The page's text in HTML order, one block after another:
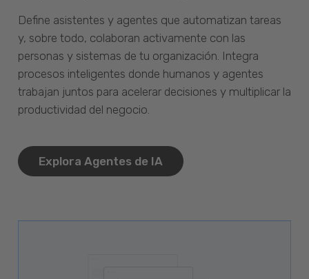
Define asistentes y agentes que automatizan tareas
y, sobre todo, colaboran activamente con las
personas y sistemas de tu organización. Integra
procesos inteligentes donde humanos y agentes
trabajan juntos para acelerar decisiones y multiplicar la
productividad del negocio.
Explora Agentes de IA